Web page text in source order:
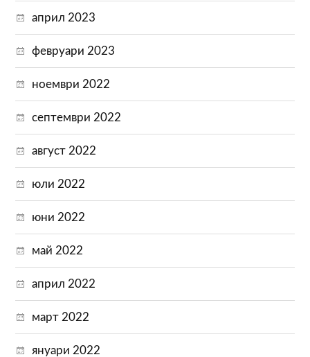
април 2023
февруари 2023
ноември 2022
септември 2022
август 2022
юли 2022
юни 2022
май 2022
април 2022
март 2022
януари 2022